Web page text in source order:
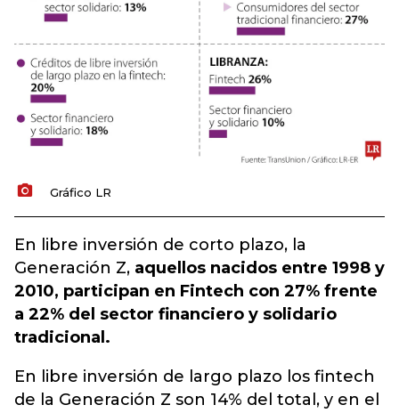
Gráfico LR
En libre inversión de corto plazo, la
Generación Z, aquellos nacidos entre 1998 y
2010, participan en Fintech con 27% frente
a 22% del sector financiero y solidario
tradicional.
En libre inversión de largo plazo los fintech
de la Generación Z son 14% del total, y en el